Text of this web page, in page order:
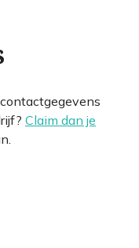
Claim dan je